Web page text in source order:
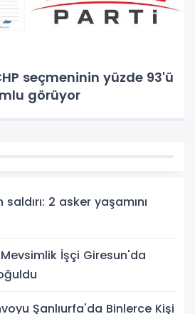
seçmeninin yüzde 93'ü
görüyor
saldırı: 2 asker yaşamını
Mevsimlik İşçi Giresun'da
Şanlıurfa'da Binlerce Kişi